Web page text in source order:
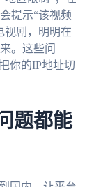
提示“该视频
视剧，明明在
。这些问
你的IP地址切
题都能